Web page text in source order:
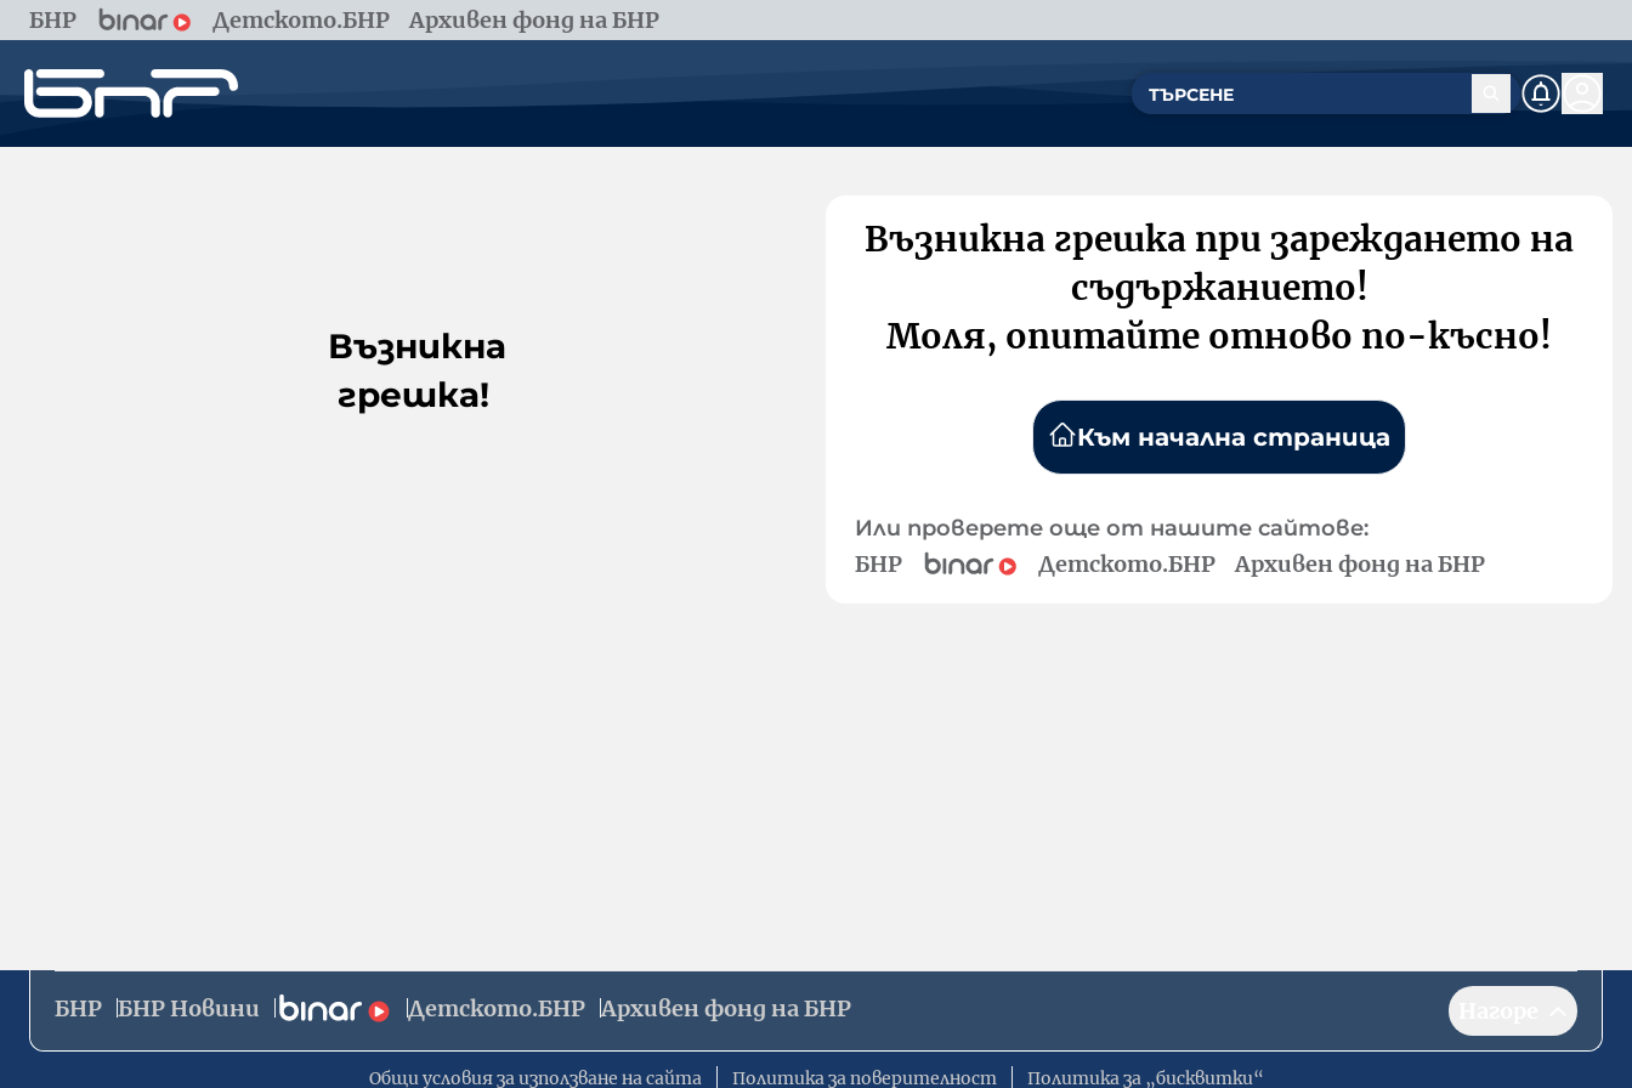
БНР Детското.БНР Архивен фонд на БНР
Възникна
грешка!
Възникна грешка при зареждането на
съдържанието!
Моля, опитайте отново по-късно!
Към начална страница
Или проверете още от нашите сайтове:
БНР Детското.БНР Архивен фонд на БНР
БНР БНР Новини Детското.БНР Архивен фонд на БНР
Общи условия за използване на сайта Политика за поверителност Политика за „бисквитки“